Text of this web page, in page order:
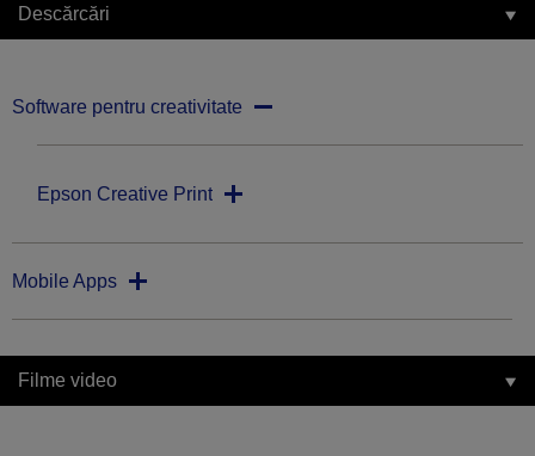
Descărcări
Software pentru creativitate
Epson Creative Print
Mobile Apps
Filme video